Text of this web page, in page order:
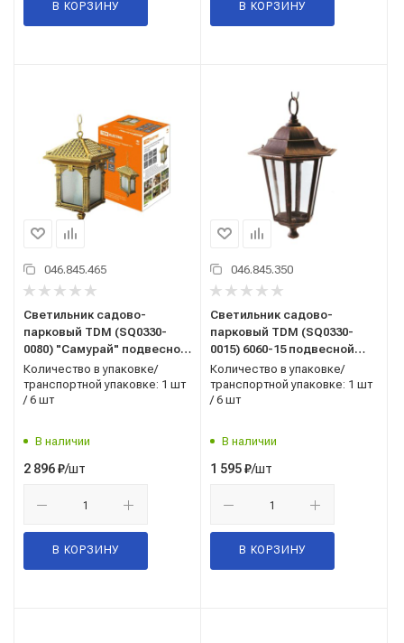
В КОРЗИНУ В КОРЗИНУ
046.845.465
Светильник садово-
парковый TDM (SQ0330-
0080) "Самурай" подвесной
60Вт E27 бронза
Количество в упаковке/
транспортной упаковке: 1 шт
/ 6 шт
В наличии
2 896₽/шт
В КОРЗИНУ
046.845.350
Светильник садово-
парковый TDM (SQ0330-
0015) 6060-15 подвесной
60Вт E27 бронза
Количество в упаковке/
транспортной упаковке: 1 шт
/ 6 шт
В наличии
1 595₽/шт
В КОРЗИНУ